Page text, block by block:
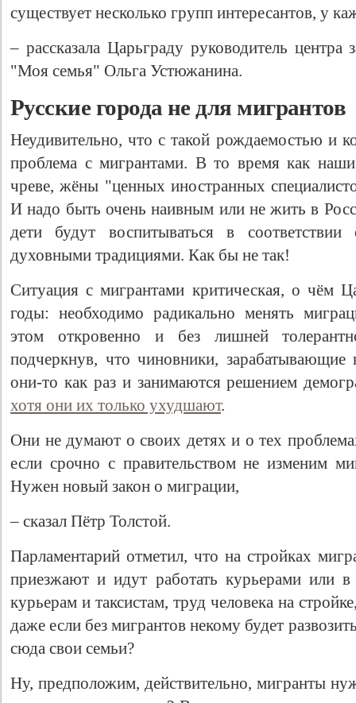
существует несколько групп интересантов, у
– рассказала Царьграду руководитель центра
"Моя семья" Ольга Устюжанина.
Русские города не для мигрантов
Неудивительно, что с такой рождаемостью и
проблема с мигрантами. В то время как
чреве, жёны "ценных иностранных
И надо быть очень наивным или не жить в
дети будут воспитываться в
духовными традициями. Как бы не так!
Ситуация с мигрантами критическая, о чём
годы: необходимо радикально менять
этом откровенно и без лишней
подчеркнув, что чиновники, зарабатывающие
они-то как раз и занимаются решением
хотя они их только ухудшают.
Они не думают о своих детях и о тех
если срочно с правительством не изменим
Нужен новый закон о миграции,
– сказал Пётр Толстой.
Парламентарий отметил, что на стройках
приезжают и идут работать курьерами или
курьерам и таксистам, труд человека на
даже если без мигрантов некому будет
сюда свои семьи?
Ну, предположим, действительно, мигранты